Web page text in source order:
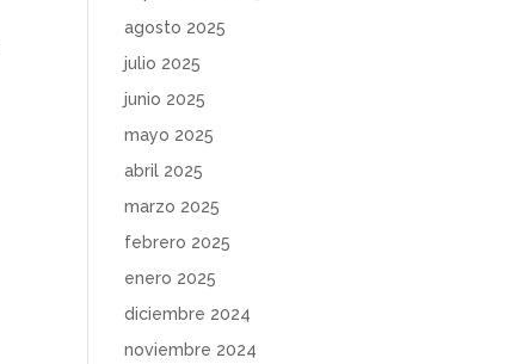
agosto 2025
julio 2025
junio 2025
mayo 2025
abril 2025
marzo 2025
febrero 2025
enero 2025
diciembre 2024
noviembre 2024